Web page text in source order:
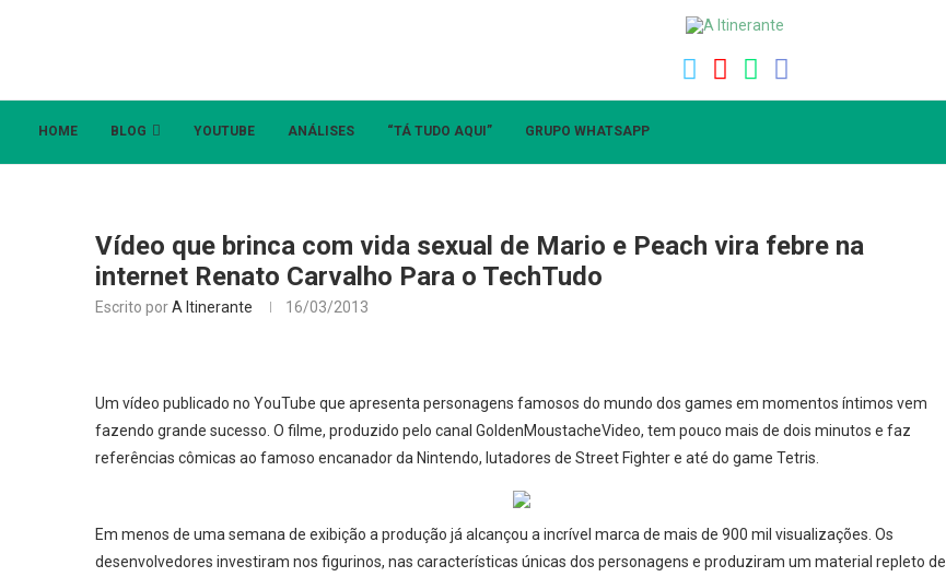
HOME BLOG YOUTUBE ANÁLISES “TÁ TUDO AQUI” GRUPO WHATSAPP
Vídeo que brinca com vida sexual de Mario e Peach vira febre na
internet Renato Carvalho Para o TechTudo
Escrito porA Itinerante 16/03/2013
Um vídeo publicado no YouTube que apresenta personagens famosos do mundo dos games em momentos íntimos vem
fazendo grande sucesso. O filme, produzido pelo canal GoldenMoustacheVideo, tem pouco mais de dois minutos e faz
referências cômicas ao famoso encanador da Nintendo, lutadores de Street Fighter e até do game Tetris.
Em menos de uma semana de exibição a produção já alcançou a incrível marca de mais de 900 mil visualizações. Os
desenvolvedores investiram nos figurinos, nas características únicas dos personagens e produziram um material repleto de